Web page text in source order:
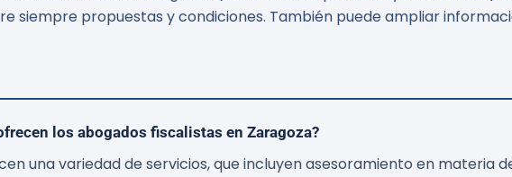
siempre propuestas y condiciones. También puede ampliar
los abogados fiscalistas en Zaragoza?
una variedad de servicios, que incluyen asesoramiento en materia